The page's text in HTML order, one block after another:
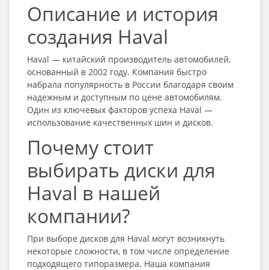
Описание и история
создания Haval
Haval — китайский производитель автомобилей,
основанный в 2002 году. Компания быстро
набрала популярность в России благодаря своим
надежным и доступным по цене автомобилям.
Один из ключевых факторов успеха Haval —
использование качественных шин и дисков.
Почему стоит
выбирать диски для
Haval в нашей
компании?
При выборе дисков для Haval могут возникнуть
некоторые сложности, в том числе определение
подходящего типоразмера. Наша компания